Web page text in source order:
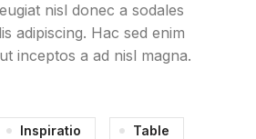
nisl donec a sodales
adipiscing. Hac sed enim
inceptos a ad nisl magna.
Inspiratio Table